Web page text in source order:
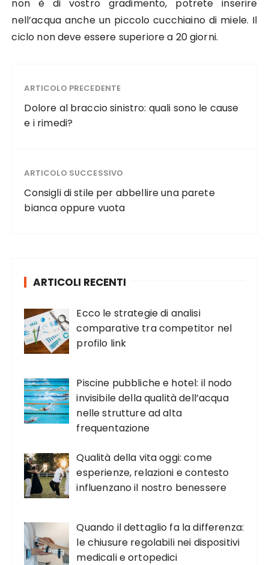
non è di vostro gradimento, potrete inserire
nell’acqua anche un piccolo cucchiaino di miele. Il
ciclo non deve essere superiore a 20 giorni.
ARTICOLO PRECEDENTE
Dolore al braccio sinistro: quali sono le cause
e i rimedi?
ARTICOLO SUCCESSIVO
Consigli di stile per abbellire una parete
bianca oppure vuota
ARTICOLI RECENTI
Ecco le strategie di analisi
comparative tra competitor nel
profilo link
Piscine pubbliche e hotel: il nodo
invisibile della qualità dell’acqua
nelle strutture ad alta
frequentazione
Qualità della vita oggi: come
esperienze, relazioni e contesto
influenzano il nostro benessere
Quando il dettaglio fa la differenza:
le chiusure regolabili nei dispositivi
medicali e ortopedici